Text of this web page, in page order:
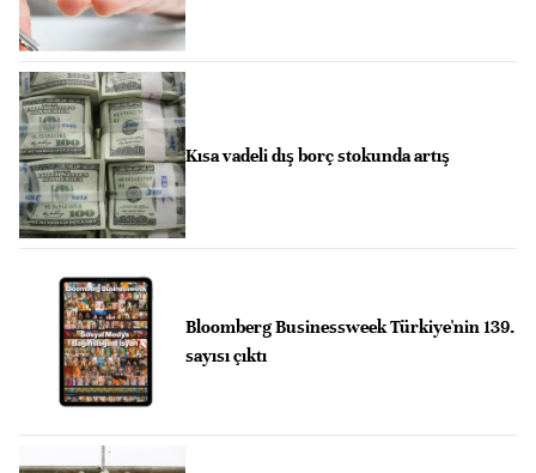
Kısa vadeli dış borç stokunda artış
Bloomberg Businessweek Türkiye'nin 139.
sayısı çıktı